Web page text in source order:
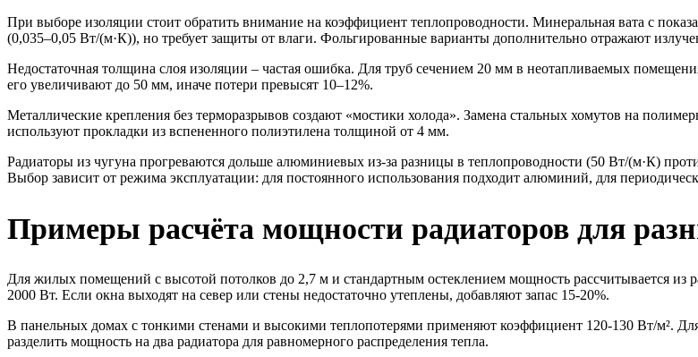
При выборе изоляции стоит обратить внимание на коэффициент теплопроводности. Минеральная вата с
(0,035–0,05 Вт/(м·К)), но требует защиты от влаги. Фольгированные варианты дополнительно отражают
Недостаточная толщина слоя изоляции – частая ошибка. Для труб сечением 20 мм в неотапливаемых
его увеличивают до 50 мм, иначе потери превысят 10–12%.
Металлические крепления без терморазрывов создают «мостики холода». Замена стальных хомутов на
используют прокладки из вспененного полиэтилена толщиной от 4 мм.
Радиаторы из чугуна прогреваются дольше алюминиевых из-за разницы в теплопроводности (50 Вт/(м·К)
Выбор зависит от режима эксплуатации: для постоянного использования подходит алюминий, для
Примеры расчёта мощности радиаторов для
Для жилых помещений с высотой потолков до 2,7 м и стандартным остеклением мощность рассчитывается из
2000 Вт. Если окна выходят на север или стены недостаточно утеплены, добавляют запас 15-20%.
В панельных домах с тонкими стенами и высокими теплопотерями применяют коэффициент 120-130 Вт/м².
разделить мощность на два радиатора для равномерного распределения тепла.